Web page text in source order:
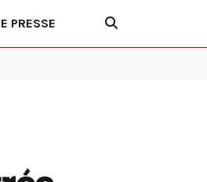
PRESSE